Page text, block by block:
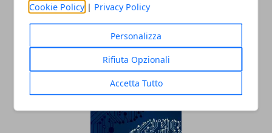
Cookie Policy | Privacy Policy
Personalizza
Rifiuta Opzionali
Accetta Tutto
Tecnologia e innovazione sociale: un
rapporto in crescita